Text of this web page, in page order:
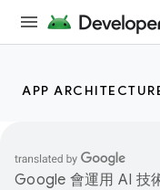
APP
Google 會運用 AI 技